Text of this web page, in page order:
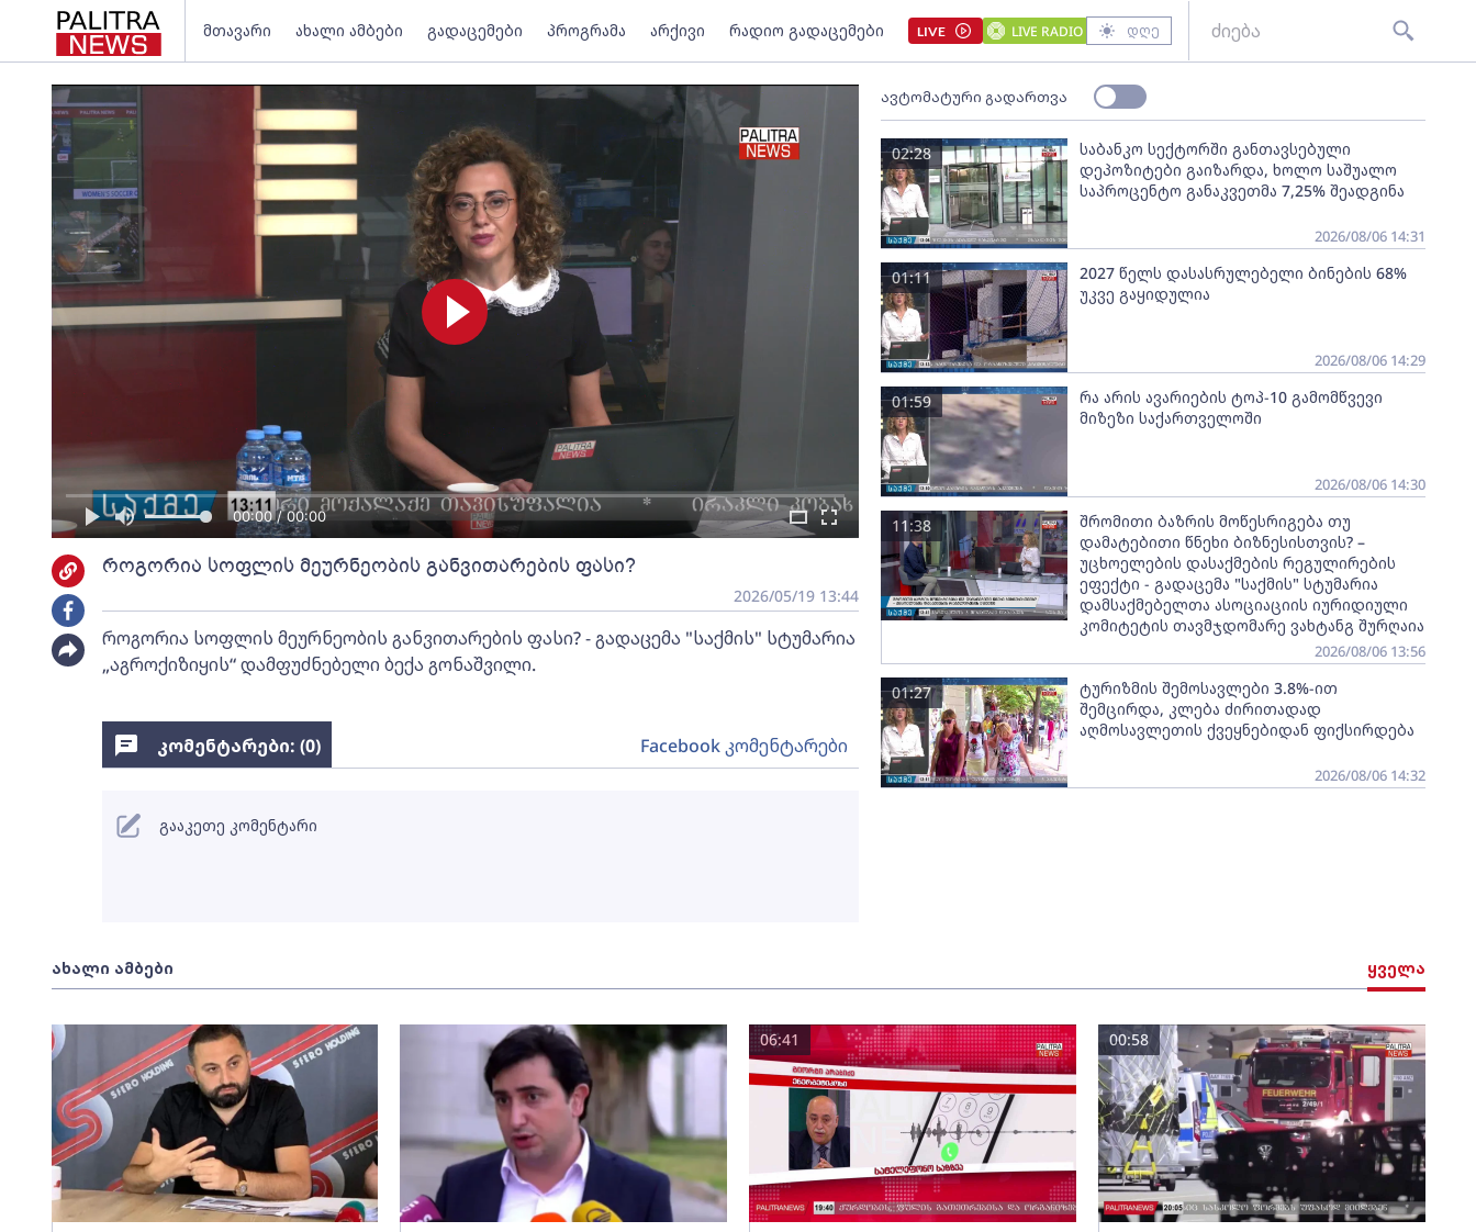
მთავარი ახალი ამბები გადაცემები პროგრამა არქივი რადიო გადაცემები LIVE LIVE RADIO დღე
00:00 / 00:00
როგორია სოფლის მეურნეობის განვითარების ფასი?
2026/05/19 13:44
როგორია სოფლის მეურნეობის განვითარების ფასი? - გადაცემა "საქმის" სტუმარია
„აგროქიზიყის“ დამფუძნებელი ბექა გონაშვილი.
ავტომატური გადართვა
საბანკო სექტორში განთავსებული
დეპოზიტები გაიზარდა, ხოლო საშუალო
საპროცენტო განაკვეთმა 7,25% შეადგინა
02:28
2026/08/06 14:31
2027 წელს დასასრულებელი ბინების 68%
უკვე გაყიდულია
01:11
2026/08/06 14:29
რა არის ავარიების ტოპ-10 გამომწვევი
მიზეზი საქართველოში
01:59
2026/08/06 14:30
შრომითი ბაზრის მოწესრიგება თუ
დამატებითი წნეხი ბიზნესისთვის? –
უცხოელების დასაქმების რეგულირების
ეფექტი - გადაცემა "საქმის" სტუმარია
დამსაქმებელთა ასოციაციის იურიდიული
კომიტეტის თავმჯდომარე ვახტანგ შურღაია
11:38
2026/08/06 13:56
ტურიზმის შემოსავლები 3.8%-ით
შემცირდა, კლება ძირითადად
აღმოსავლეთის ქვეყნებიდან ფიქსირდება
01:27
2026/08/06 14:32
ახალი ამბები ყველა
06:41 00:58
კომენტარები: (0) Facebook კომენტარები
გააკეთე კომენტარი